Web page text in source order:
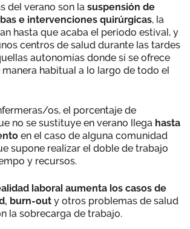
del verano son la suspensión de
e intervenciones quirúrgicas, la
hasta que acaba el periodo estival, y
centros de salud durante las tardes
autonomías donde sí se ofrece
habitual a lo largo de todo el
os, el porcentaje de
no se sustituye en verano llega hasta
en el caso de alguna comunidad
supone realizar el doble de trabajo
y recursos.
laboral aumenta los casos de
burn-out y otros problemas de salud
la sobrecarga de trabajo.